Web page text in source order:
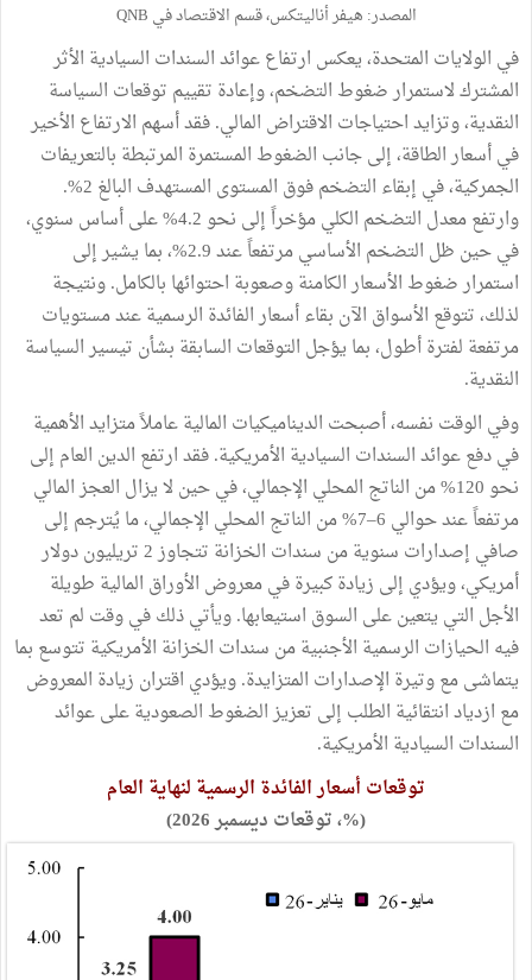
المصدر: هيفر أناليتكس، قسم الاقتصاد في QNB
في الولايات المتحدة، يعكس ارتفاع عوائد السندات السيادية الأثر
المشترك لاستمرار ضغوط التضخم، وإعادة تقييم توقعات السياسة
النقدية، وتزايد احتياجات الاقتراض المالي. فقد أسهم الارتفاع الأخير
في أسعار الطاقة، إلى جانب الضغوط المستمرة المرتبطة بالتعريفات
الجمركية، في إبقاء التضخم فوق المستوى المستهدف البالغ 2%.
وارتفع معدل التضخم الكلي مؤخراً إلى نحو 4.2% على أساس سنوي،
في حين ظل التضخم الأساسي مرتفعاً عند 2.9%، بما يشير إلى
استمرار ضغوط الأسعار الكامنة وصعوبة احتوائها بالكامل. ونتيجة
لذلك، تتوقع الأسواق الآن بقاء أسعار الفائدة الرسمية عند مستويات
مرتفعة لفترة أطول، بما يؤجل التوقعات السابقة بشأن تيسير السياسة
النقدية.
وفي الوقت نفسه، أصبحت الديناميكيات المالية عاملاً متزايد الأهمية
في دفع عوائد السندات السيادية الأمريكية. فقد ارتفع الدين العام إلى
نحو 120% من الناتج المحلي الإجمالي، في حين لا يزال العجز المالي
مرتفعاً عند حوالي 6–7% من الناتج المحلي الإجمالي، ما يُترجم إلى
صافي إصدارات سنوية من سندات الخزانة تتجاوز 2 تريليون دولار
أمريكي، ويؤدي إلى زيادة كبيرة في معروض الأوراق المالية طويلة
الأجل التي يتعين على السوق استيعابها. ويأتي ذلك في وقت لم تعد
فيه الحيازات الرسمية الأجنبية من سندات الخزانة الأمريكية تتوسع بما
يتماشى مع وتيرة الإصدارات المتزايدة. ويؤدي اقتران زيادة المعروض
مع ازدياد انتقائية الطلب إلى تعزيز الضغوط الصعودية على عوائد
السندات السيادية الأمريكية.
توقعات أسعار الفائدة الرسمية لنهاية العام
(%، توقعات ديسمبر 2026)